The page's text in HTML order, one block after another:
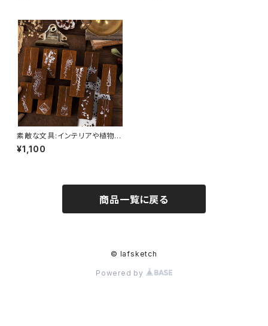
素敵な文具:インテリアや植物の
装飾スタンプ
¥1,100
商品一覧に戻る
© lafsketch
Powered by